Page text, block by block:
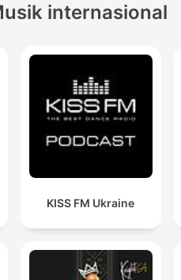
internasional
KISS FM Ukraine